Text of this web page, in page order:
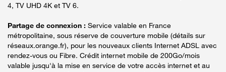
4, TV UHD 4K et TV 6.
Partage de connexion : Service valable en France
métropolitaine, sous réserve de couverture mobile (détails sur
réseaux.orange.fr), pour les nouveaux clients Internet ADSL avec
rendez-vous ou Fibre. Crédit internet mobile de 200Go/mois
valable jusqu'à la mise en service de votre accès internet et au